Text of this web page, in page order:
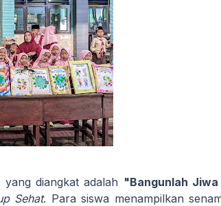
diangkat adalah "Bangunlah
Sehat. Para siswa menampilkan